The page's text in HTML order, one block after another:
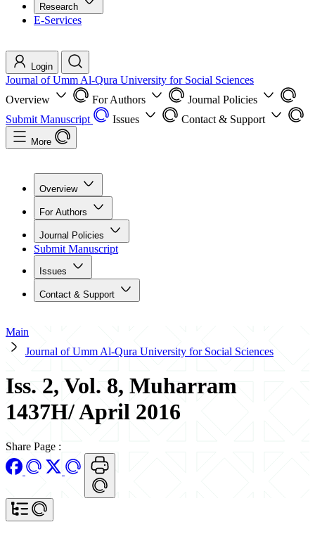
Research
E-Services
Login
Journal of Umm Al-Qura University for Social Sciences
Overview
For Authors
Journal Policies
Submit Manuscript
Issues Contact & Support
More
Overview
For Authors
Journal Policies
Submit Manuscript
Issues
Contact & Support
Main
Journal of Umm Al-Qura University for Social Sciences
Iss. 2, Vol. 8, Muharram
1437H/ April 2016
Share Page :